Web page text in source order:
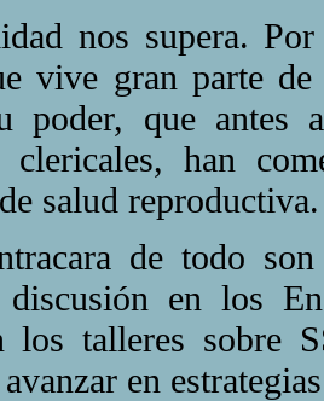
nos supera. Por
vive gran parte
poder, que antes
clericales, han
salud reproductiva.
de todo son
discusión en los
los talleres sobre
en